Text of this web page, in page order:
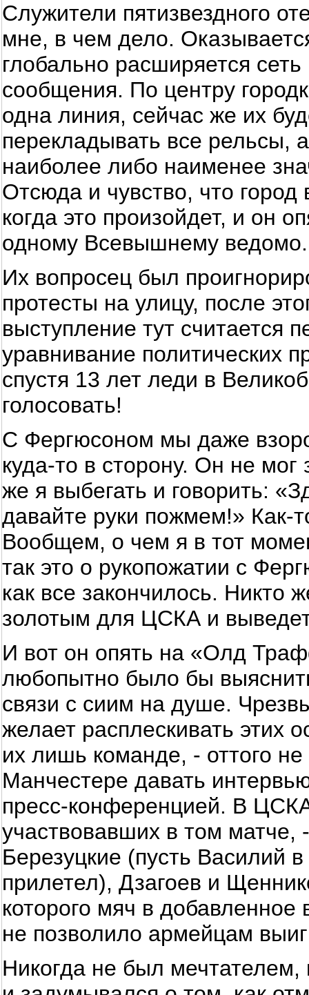
Служители пятизвездного
мне, в чем дело.
глобально расширяется
сообщения. По центру
одна линия, сейчас же их
перекладывать все рельсы,
наиболее либо наименее
Отсюда и чувство, что город
когда это произойдет, и он
одному Всевышнему ведомо.
Их вопросец был
протесты на улицу, после
выступление тут считается
уравнивание политических
спустя 13 лет леди в
голосовать!
С Фергюсоном мы даже
куда-то в сторону. Он не
же я выбегать и говорить:
давайте руки пожмем!» Как-
Вообщем, о чем я в тот
так это о рукопожатии с
как все закончилось. Никто
золотым для ЦСКА и
И вот он опять на «Олд
любопытно было бы
связи с сиим на душе.
желает расплескивать этих
их лишь команде, - оттого
Манчестере давать
пресс-конференцией. В
участвовавших в том
Березуцкие (пусть Василий
прилетел), Дзагоев и
которого мяч в
не позволило армейцам
Никогда не был